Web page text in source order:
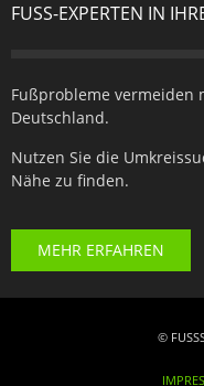
FUSS-EXPERTEN IN
Fußprobleme vermeiden
Deutschland.
Nutzen Sie die
Nähe zu finden.
MEHR ERFAHREN
©